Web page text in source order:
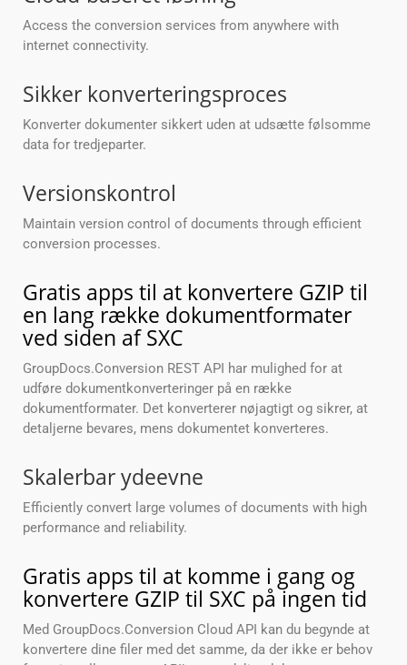
Access the conversion services from anywhere with
internet connectivity.
Sikker konverteringsproces
Konverter dokumenter sikkert uden at udsætte følsomme
data for tredjeparter.
Versionskontrol
Maintain version control of documents through efficient
conversion processes.
Gratis apps til at konvertere GZIP til
en lang række dokumentformater
ved siden af SXC
GroupDocs.Conversion REST API har mulighed for at
udføre dokumentkonverteringer på en række
dokumentformater. Det konverterer nøjagtigt og sikrer, at
detaljerne bevares, mens dokumentet konverteres.
Skalerbar ydeevne
Efficiently convert large volumes of documents with high
performance and reliability.
Gratis apps til at komme i gang og
konvertere GZIP til SXC på ingen tid
Med GroupDocs.Conversion Cloud API kan du begynde at
konvertere dine filer med det samme, da der ikke er behov